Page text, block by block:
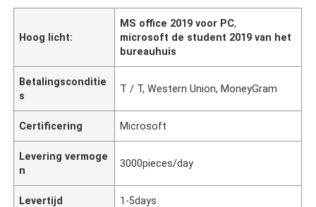
Hoog licht:
MS office 2019 voor PC,
microsoft de student 2019 van het
bureauhuis
Betalingsconditie
s
T / T, Western Union, MoneyGram
Certificering Microsoft
Levering vermoge
n
3000pieces/day
Levertijd 1-5days